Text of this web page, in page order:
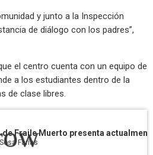
y junto a la Inspección
de diálogo con los padres”,
el centro cuenta con un equipo de
a los estudiantes dentro de la
de clase libres.
Farias